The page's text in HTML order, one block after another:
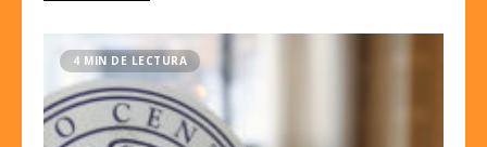
4 MIN DE LECTURA